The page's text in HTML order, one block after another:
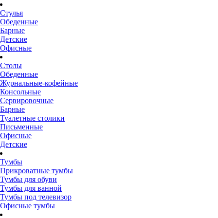
Стулья
Обеденные
Барные
Детские
Офисные
Столы
Обеденные
Журнальные-кофейные
Консольные
Сервировочные
Барные
Туалетные столики
Письменные
Офисные
Детские
Тумбы
Прикроватные тумбы
Тумбы для обуви
Тумбы для ванной
Тумбы под телевизор
Офисные тумбы